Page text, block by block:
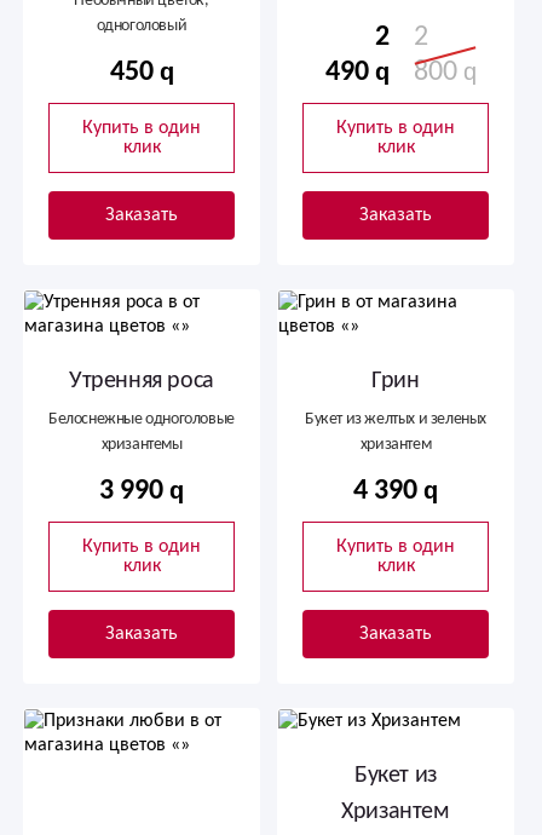
одноголовый
450
Купить в один
клик
Заказать
2
490
2
800
Купить в один
клик
Заказать
Утренняя роса
Белоснежные одноголовые
хризантемы
3 990
Купить в один
клик
Заказать
Грин
Букет из желтых и зеленых
хризантем
4 390
Купить в один
клик
Заказать
Букет из
Хризантем